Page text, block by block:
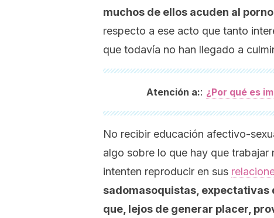
muchos de ellos acuden al
respecto a ese acto que tanto
que todavía no han llegado a
Atención a:: ¿Por qué es
No recibir educación afectivo-
algo sobre lo que hay que
intenten reproducir en sus
sadomasoquistas,
que, lejos de generar placer,